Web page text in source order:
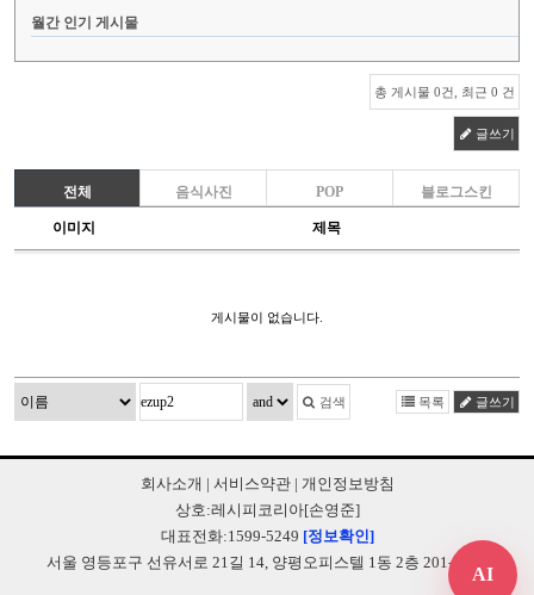
월간 인기 게시물
총 게시물 0건, 최근 0 건
글쓰기
전체 음식사진 POP 블로그스킨
이미지 제목
게시물이 없습니다.
검색 목록 글쓰기
회사소개 | 서비스약관| 개인정보방침
상호:레시피코리아[손영준]
대표전화:1599-5249 [정보확인]
서울 영등포구 선유서로 21길 14, 양평오피스텔 1동 2층 201-B248
AI